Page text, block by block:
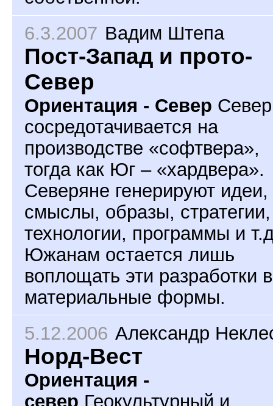
6.3.2007 Вадим Штепа
Пост-Запад и прото-
Север
Ориентация - Север Север
сосредотачивается на
производстве «софтвера»,
тогда как Юг – «хардвера».
Северяне генерируют идеи,
смыслы, образы, стратегии,
технологии, программы и
Южанам остается лишь
воплощать эти разработки в
материальные формы.
5.12.2006 Александр
Норд-Вест
Ориентация -
север Геокультурный и